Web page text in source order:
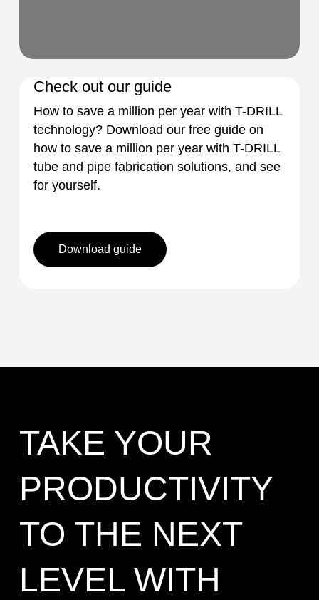
Check out our guide
How to save a million per year with T-DRILL
technology? Download our free guide on
how to save a million per year with T-DRILL
tube and pipe fabrication solutions, and see
for yourself.
Download guide
TAKE YOUR
PRODUCTIVITY
TO THE NEXT
LEVEL WITH